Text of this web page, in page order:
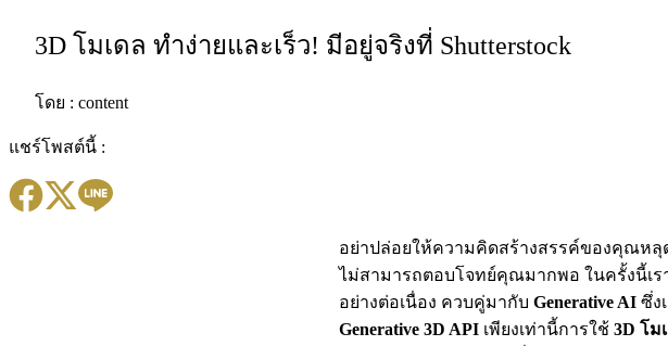
3D โมเดล ทำง่ายและเร็ว! มีอยู่จริงที่ Shutterstock
โดย : content
แชร์โพสต์นี้ :
อย่าปล่อยให้ความคิดสร้างสรรค์ของคุณหลุ
ไม่สามารถตอบโจทย์คุณมากพอ ในครั้งนี้เร
อย่างต่อเนื่อง ควบคู่มากับ Generative AI ซึ่ง
Generative 3D API เพียงเท่านี้การใช้ 3D โม